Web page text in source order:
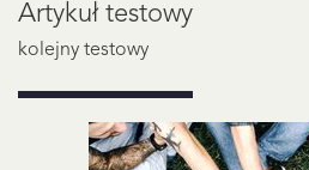
Artykuł testowy
kolejny testowy